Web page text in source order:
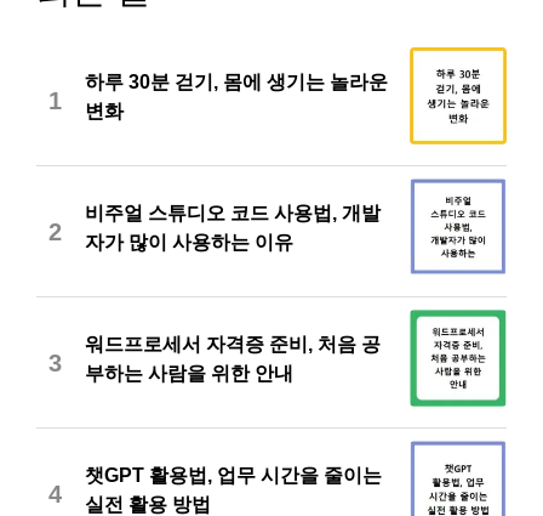
1
하루 30분 걷기, 몸에 생기는 놀라운
변화
2
비주얼 스튜디오 코드 사용법, 개발
자가 많이 사용하는 이유
3
워드프로세서 자격증 준비, 처음 공
부하는 사람을 위한 안내
4
챗GPT 활용법, 업무 시간을 줄이는
실전 활용 방법